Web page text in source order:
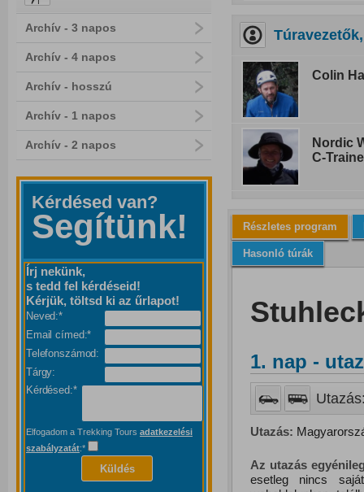
Archív - 3 napos
Archív - 4 napos
Archív - hosszú
Archív - 1 napos
Archív - 2 napos
Kérdésed van?
Segítünk!
Írj nekünk,
s tedd fel kérdéseid!
Kérjük, töltsd ki az űrlapot!
Neved:*
Email címed:*
Telefonszámod:
Tárgy:
Kérdésed:*
Elfogadom a Trekking Tours adatkezelési
szabályzatát:*
Küldés
Colin
Nordic
C-
Részletes program
Hasonló túrák
1. nap -
Utazás:
Az utazás
esetleg nincs